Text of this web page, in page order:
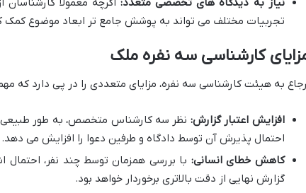
تجربیات مختلف می تواند به پوشش جامع تر ابعاد موضوع کمک
کارشناسی سه نفره ملک
به هیئت کارشناسی سه نفره، مزایای متعددی را در پی دارد که
افزایش اعتبار گزارش: نظر سه کارشناس متخصص، به طور طبیعی
احتمال پذیرش آن توسط دادگاه و طرفین دعوا را افزایش می دهد.
کاهش خطای انسانی: با بررسی همزمان توسط چند نفر،
گزارش نهایی از دقت بالاتری برخوردار خواهد بود.